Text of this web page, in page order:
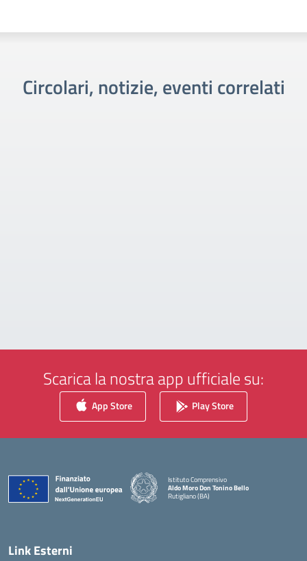
Circolari, notizie, eventi correlati
Scarica la nostra app ufficiale su:
App Store Play Store
Istituto Comprensivo
Aldo Moro Don Tonino Bello
Rutigliano (BA)
— Visita la pagina iniziale della scuola
Link Esterni